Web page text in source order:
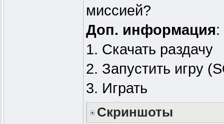
миссией?
Доп. информация:
1. Скачать раздачу
2. Запустить игру
3. Играть
Скриншоты